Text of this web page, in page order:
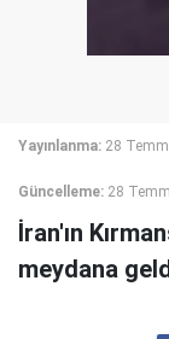
Yayınlanma: 28
Güncelleme: 28
İran'ın
meydana